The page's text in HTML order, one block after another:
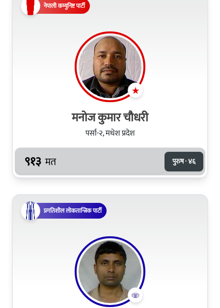
नेपाली कम्युनिष्ट पार्टी
मनोज कुमार चौधरी
पर्सा-२, मधेश प्रदेश
९१३ मत पुरुष · ४६
प्रगतिशील लोकतान्त्रिक पार्टी